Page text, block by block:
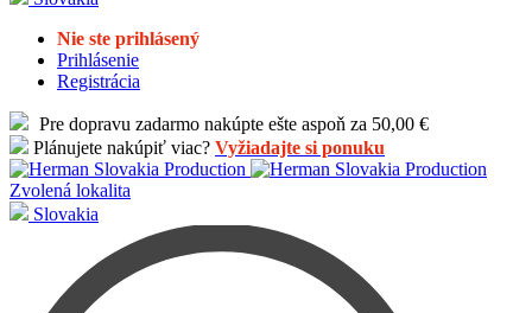
Nie ste prihlásený
Prihlásenie
Registrácia
Pre dopravu zadarmo nakúpte ešte aspoň za 50,00 €
Plánujete nakúpiť viac? Vyžiadajte si ponuku
Zvolená lokalita
Slovakia